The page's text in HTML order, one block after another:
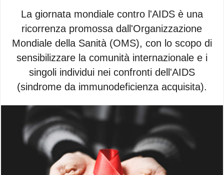
La giornata mondiale contro l'AIDS è una
ricorrenza promossa dall'Organizzazione
Mondiale della Sanità (OMS), con lo scopo di
sensibilizzare la comunità internazionale e i
singoli individui nei confronti dell'AIDS
(sindrome da immunodeficienza acquisita).